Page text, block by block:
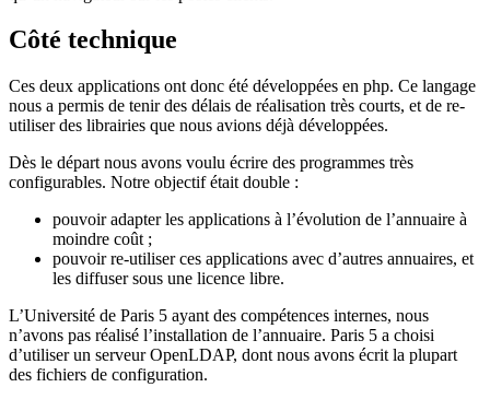
Côté technique
Ces deux applications ont donc été développées en php. Ce langage
nous a permis de tenir des délais de réalisation très courts, et de re-
utiliser des librairies que nous avions déjà développées.
Dès le départ nous avons voulu écrire des programmes très
configurables. Notre objectif était double :
pouvoir adapter les applications à l’évolution de l’annuaire à
moindre coût ;
pouvoir re-utiliser ces applications avec d’autres annuaires, et
les diffuser sous une licence libre.
L’Université de Paris 5 ayant des compétences internes, nous
n’avons pas réalisé l’installation de l’annuaire. Paris 5 a choisi
d’utiliser un serveur OpenLDAP, dont nous avons écrit la plupart
des fichiers de configuration.